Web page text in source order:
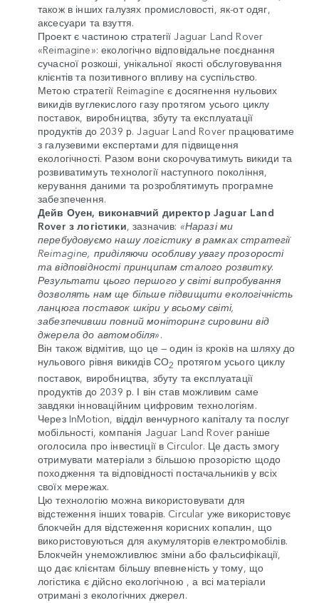
також в інших галузях промисловості, як-от одяг,
аксесуари та взуття.
Проект є частиною стратегії Jaguar Land Rover
«Reimagine»: екологічно відповідальне поєднання
сучасної розкоші, унікальної якості обслуговування
клієнтів та позитивного впливу на суспільство.
Метою стратегії Reimagine є досягнення нульових
викидів вуглекислого газу протягом усього циклу
поставок, виробництва, збуту та експлуатації
продуктів до 2039 р. Jaguar Land Rover працюватиме
з галузевими експертами для підвищення
екологічності. Разом вони скорочуватимуть викиди та
розвиватимуть технології наступного покоління,
керування даними та розроблятимуть програмне
забезпечення.
Дейв Оуен, виконавчий директор Jaguar Land
Rover з логістики, зазначив: «Наразі ми
перебудовуємо нашу логістику в рамках стратегії
Reimagine, приділяючи особливу увагу прозорості
та відповідності принципам сталого розвитку.
Результати цього першого у світі випробування
дозволять нам ще більше підвищити екологічність
ланцюга поставок шкіри у всьому світі,
забезпечивши повний моніторинг сировини від
джерела до автомобіля».
Він також відмітив, що це — один із кроків на шляху до
нульового рівня викидів СО2 протягом усього циклу
поставок, виробництва, збуту та експлуатації
продуктів до 2039 р. І він став можливим саме
завдяки інноваційним цифровим технологіям.
Через InMotion, відділ венчурного капіталу та послуг
мобільності, компанія Jaguar Land Rover раніше
оголосила про інвестиції в Circulor. Це дасть змогу
отримувати матеріали з більшою прозорістю щодо
походження та відповідності постачальників у всіх
своїх мережах.
Цю технологію можна використовувати для
відстеження інших товарів. Circular уже використовує
блокчейн для відстеження корисних копалин, що
використовуються для акумуляторів електромобілів.
Блокчейн унеможливлює зміни або фальсифікації,
що дає клієнтам більшу впевненість у тому, що
логістика є дійсно екологічною , а всі матеріали
отримані з екологічних джерел.